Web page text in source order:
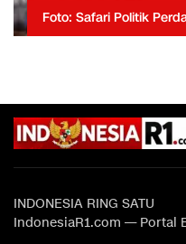
Foto: Safari Politik
INDONESIA RING SATU
IndonesiaR1.com — Portal